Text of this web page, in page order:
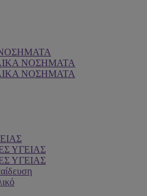
ΝΟΣΗΜΑΤΑ
ΝΟΣΗΜΑΤΑ
ΥΓΕΙΑΣ
ΥΓΕΙΑΣ